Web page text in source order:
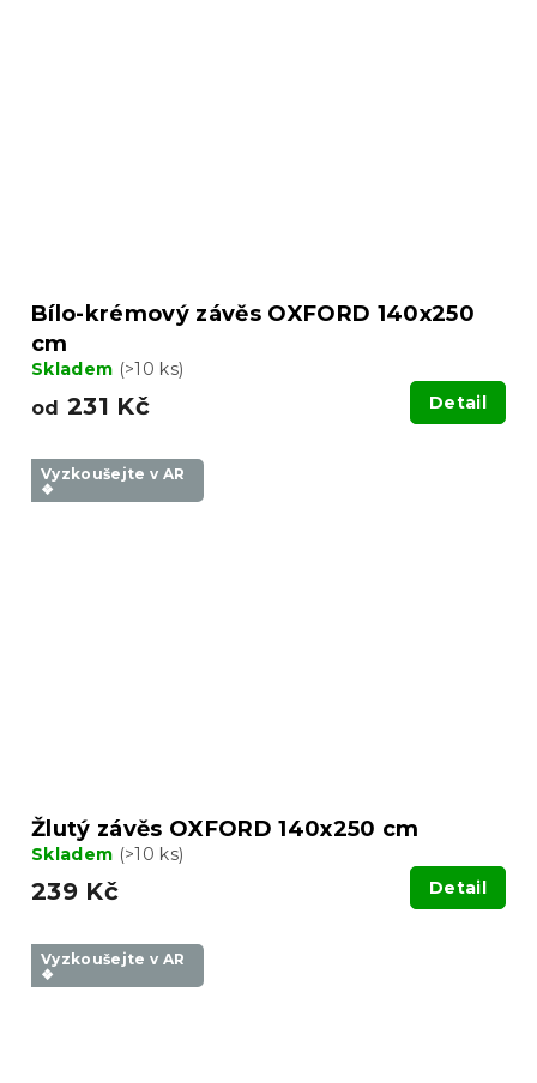
Bílo-krémový závěs OXFORD 140x250
cm
Skladem (>10 ks)
od 231 Kč Detail
Vyzkoušejte v AR
❖
Žlutý závěs OXFORD 140x250 cm
Skladem (>10 ks)
239 Kč Detail
Vyzkoušejte v AR
❖